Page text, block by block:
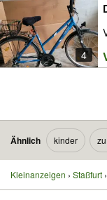
4
Ähnlich kinder
Kleinanzeigen Staßfurt